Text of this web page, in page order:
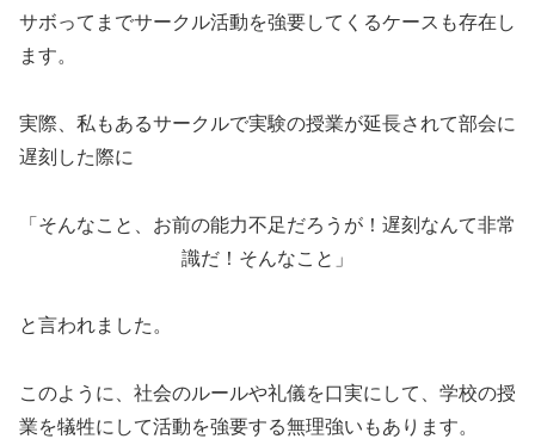
サボってまでサークル活動を強要してくるケースも存在し
ま す。
実際、 私もあるサークルで実験の授業が延長されて部会に
遅刻した際に
「そんなこと、お前の能力不足だろうが！遅刻なんて非常
識だ！ そんなこと」
と言われました。
このように、社会のルールや礼儀を口実にして、 学校の授
業を犠牲にして活動を強要する無理強いもあります。